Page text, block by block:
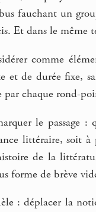
fauchant un
Et dans le même
comme
et de durée fixe,
par chaque rond-
le passage :
littéraire, soit
de la
forme de brève
: déplacer la